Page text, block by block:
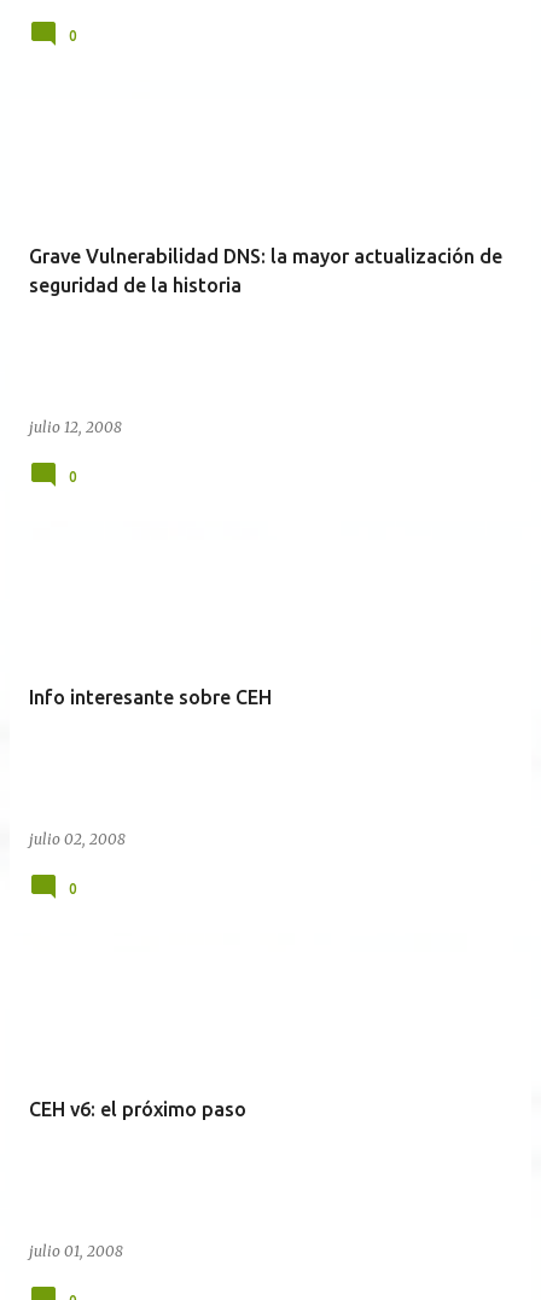
0
Grave Vulnerabilidad DNS: la mayor actualización de
seguridad de la historia
julio 12, 2008
0
Info interesante sobre CEH
julio 02, 2008
0
CEH v6: el próximo paso
julio 01, 2008